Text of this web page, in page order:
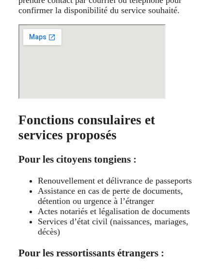
confirmer la disponibilité du service souhaité.
Fonctions consulaires et
services proposés
Pour les citoyens tongiens :
Renouvellement et délivrance de passeports
Assistance en cas de perte de documents,
détention ou urgence à l’étranger
Actes notariés et légalisation de documents
Services d’état civil (naissances, mariages,
décès)
Pour les ressortissants étrangers :